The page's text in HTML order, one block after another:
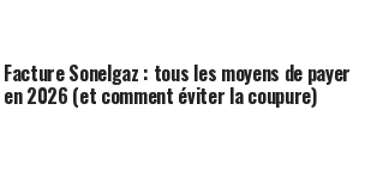
Facture Sonelgaz : tous les moyens de payer
en 2026 (et comment éviter la coupure)